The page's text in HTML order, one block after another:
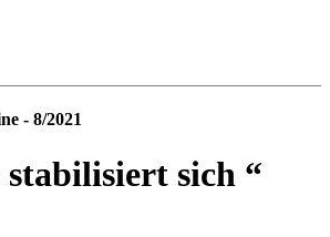
- 8/2021
sich “